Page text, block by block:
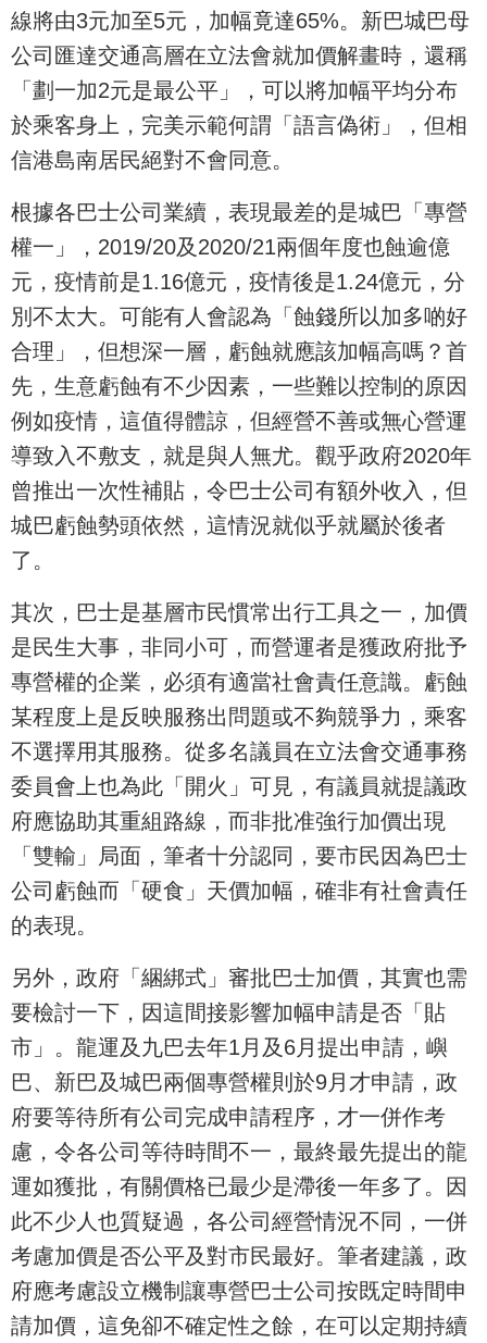
線將由3元加至5元，加幅竟達65%。新巴城巴母
公司匯達交通高層在立法會就加價解畫時，還稱
「劃一加2元是最公平」，可以將加幅平均分布
於乘客身上，完美示範何謂「語言偽術」，但相
信港島南居民絕對不會同意。
根據各巴士公司業續，表現最差的是城巴「專營
權一」，2019/20及2020/21兩個年度也蝕逾億
元，疫情前是1.16億元，疫情後是1.24億元，分
別不太大。可能有人會認為「蝕錢所以加多啲好
合理」，但想深一層，虧蝕就應該加幅高嗎？首
先，生意虧蝕有不少因素，一些難以控制的原因
例如疫情，這值得體諒，但經營不善或無心營運
導致入不敷支，就是與人無尤。觀乎政府2020年
曾推出一次性補貼，令巴士公司有額外收入，但
城巴虧蝕勢頭依然，這情況就似乎就屬於後者
了。
其次，巴士是基層市民慣常出行工具之一，加價
是民生大事，非同小可，而營運者是獲政府批予
專營權的企業，必須有適當社會責任意識。虧蝕
某程度上是反映服務出問題或不夠競爭力，乘客
不選擇用其服務。從多名議員在立法會交通事務
委員會上也為此「開火」可見，有議員就提議政
府應協助其重組路線，而非批准強行加價出現
「雙輸」局面，筆者十分認同，要市民因為巴士
公司虧蝕而「硬食」天價加幅，確非有社會責任
的表現。
另外，政府「綑綁式」審批巴士加價，其實也需
要檢討一下，因這間接影響加幅申請是否「貼
市」。龍運及九巴去年1月及6月提出申請，嶼
巴、新巴及城巴兩個專營權則於9月才申請，政
府要等待所有公司完成申請程序，才一併作考
慮，令各公司等待時間不一，最終最先提出的龍
運如獲批，有關價格已最少是滯後一年多了。因
此不少人也質疑過，各公司經營情況不同，一併
考慮加價是否公平及對市民最好。筆者建議，政
府應考慮設立機制讓專營巴士公司按既定時間申
請加價，這免卻不確定性之餘，在可以定期持續